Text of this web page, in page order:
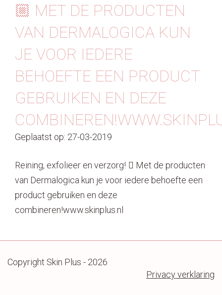
Blog
Webshop
Contact
🏼 MET DE PRODUCTEN
VAN DERMALOGICA KUN
JE VOOR IEDERE
BEHOEFTE EEN PRODUCT
GEBRUIKEN EN DEZE
Geplaatst op: 27-03-2019
Reining, exfolieer en verzorg! 🏼 Met de producten
van Dermalogica kun je voor iedere behoefte een
product gebruiken en deze
combineren!www.skinplus.nl
Copyright Skin Plus - 2026
Privacy verklaring